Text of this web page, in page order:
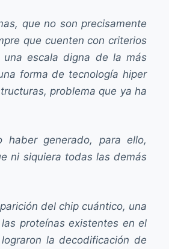
que no son precisamente
que cuenten con criterios
una escala digna de la más
forma de tecnología hiper
problema que ya ha
generado, para ello,
ni siquiera todas las demás
del chip cuántico, una
proteínas existentes en el
la decodificación de